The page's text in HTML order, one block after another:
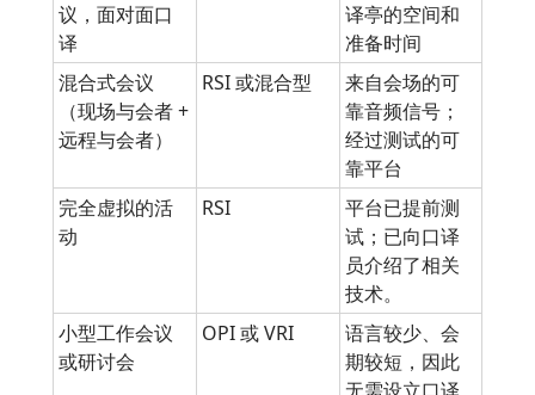
议，面对面口
译
译亭的空间和
准备时间
混合式会议
（现场与会者 +
远程与会者）
RSI 或混合型
来自会场的可
靠音频信号；
经过测试的可
靠平台
完全虚拟的活
动
RSI
平台已提前测
试；已向口译
员介绍了相关
技术。
小型工作会议
或研讨会
OPI 或 VRI
语言较少、会
期较短，因此